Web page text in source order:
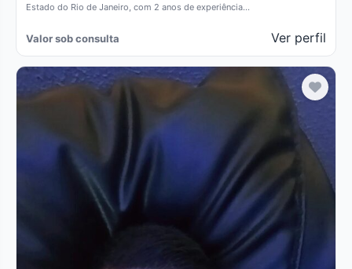
Estado do Rio de Janeiro, com 2 anos de experiência…
Valor sob consulta Ver perfil